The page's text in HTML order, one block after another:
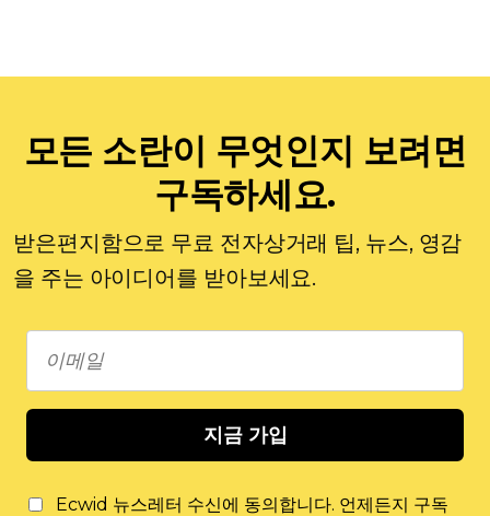
모든 소란이 무엇인지 보려면
구독하세요.
받은편지함으로 무료 전자상거래 팁, 뉴스, 영감
을 주는 아이디어를 받아보세요.
지금 가입
Ecwid 뉴스레터 수신에 동의합니다. 언제든지 구독